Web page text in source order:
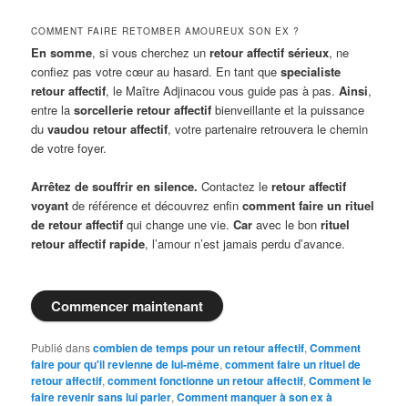
COMMENT FAIRE RETOMBER AMOUREUX SON EX ?
En somme, si vous cherchez unretour affectif sérieux, ne
confiez pas votre cœur au hasard. En tant quespecialiste
retour affectif, le Maître Adjinacou vous guide pas à pas.Ainsi,
entre lasorcellerie retour affectif bienveillante et la puissance
duvaudou retour affectif, votre partenaire retrouvera le chemin
de votre foyer.
Arrêtez de souffrir en silence. Contactez leretour affectif
voyant de référence et découvrez enfincomment faire un rituel
de retour affectif qui change une vie.Car avec le bonrituel
retour affectif rapide, l’amour n’est jamais perdu d’avance.
Commencer maintenant
Publié danscombien de temps pour un retour affectif,Comment
faire pour qu'il revienne de lui-même,comment faire un rituel de
retour affectif,comment fonctionne un retour affectif,Comment le
faire revenir sans lui parler,Comment manquer à son ex à